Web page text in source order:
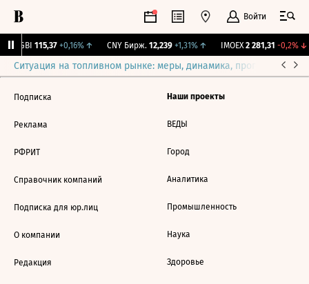
Войти
RGBI 115,37 +0,16%↑ CNY Бирж. 12,239 +1,31%↑ IMOEX 2 281,31 -0,2%↓
Ситуация на топливном рынке: меры, динамика, прогнозы
Подписка
Реклама
РФРИТ
Справочник компаний
Подписка для юр.лиц
О компании
Редакция
Наши проекты
ВЕДЫ
Город
Аналитика
Промышленность
Наука
Здоровье